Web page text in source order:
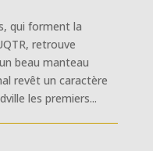
qui forment la
retrouve
beau manteau
revêt un caractère
les premiers...